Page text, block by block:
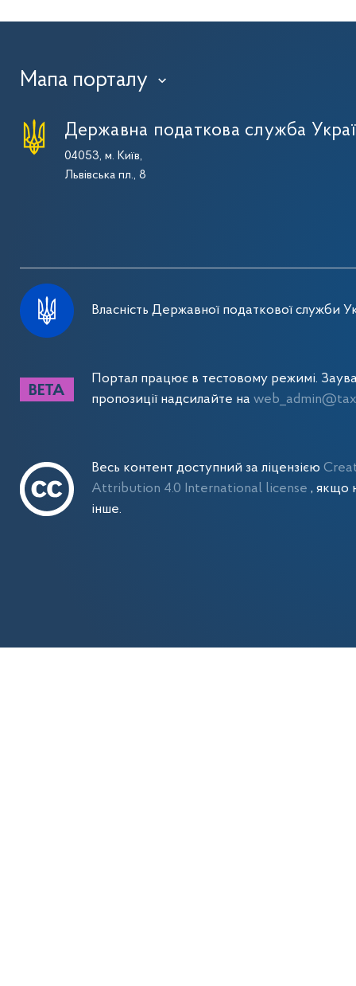
Мапа порталу ›
Державна податкова служба
04053, м. Київ,
Львівська пл., 8
Власність Державної податкової служби
Портал працює в тестовому режимі.
пропозиції надсилайте на
Весь контент доступний за ліцензією
Attribution 4.0 International license , якщо
інше.